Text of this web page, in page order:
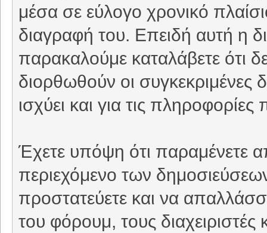
μέσα σε εύλογο χρονικό
διαγραφή του. Επειδή αυτή η
παρακαλούμε καταλάβετε ότι
διορθωθούν οι συγκεκριμένες
ισχύει και για τις
Έχετε υπόψη ότι παραμένετε
περιεχόμενο των
προστατεύετε και να
του φόρουμ, τους διαχειριστές